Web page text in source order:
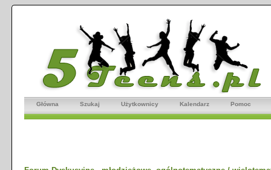
Główna Szukaj Użytkownicy Kalendarz Pomoc